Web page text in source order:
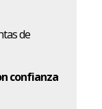
de
confianza